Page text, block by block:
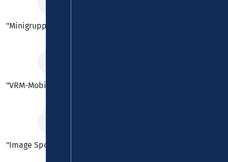
"Minigruppenkarte"
"VRM-MobilCard"
"Image Spot"